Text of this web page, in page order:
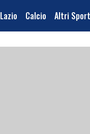
Lazio Calcio Altri Sport